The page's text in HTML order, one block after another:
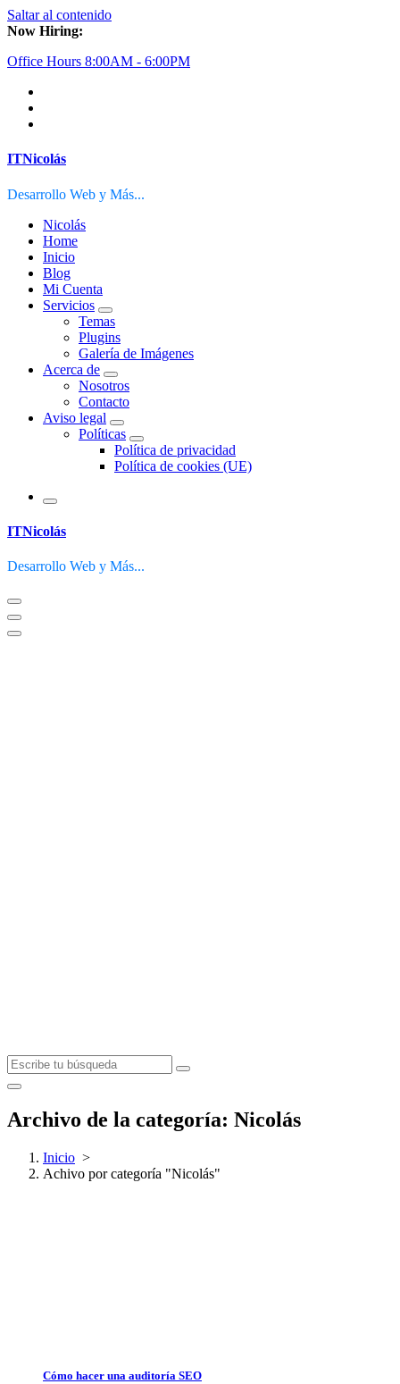
Saltar al contenido
Now Hiring:
Office Hours 8:00AM - 6:00PM
ITNicolás
Desarrollo Web y Más...
Nicolás
Home
Inicio
Blog
Mi Cuenta
Servicios
Temas
Plugins
Galería de Imágenes
Acerca de
Nosotros
Contacto
Aviso legal
Políticas
Política de privacidad
Política de cookies (UE)
ITNicolás
Desarrollo Web y Más...
Archivo de la categoría: Nicolás
Inicio >
Achivo por categoría "Nicolás"
Cómo hacer una auditoría SEO